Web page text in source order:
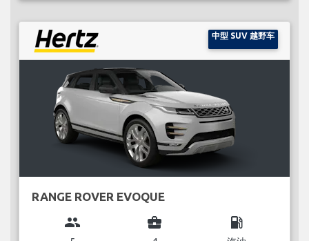
中型 SUV 越野车
RANGE ROVER EVOQUE
group business_center local_gas_station